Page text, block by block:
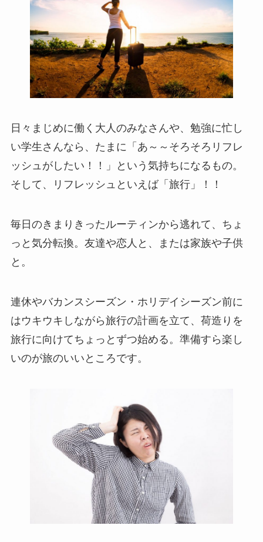
日々まじめに働く大人のみなさんや、勉強に忙し
い学生さんなら、たまに「あ～～そろそろリフレ
ッシュがしたい！！」という気持ちになるもの。
そして、リフレッシュといえば「旅行」！！
毎日のきまりきったルーティンから逃れて、ちょ
っと気分転換。友達や恋人と、または家族や子供
と。
連休やバカンスシーズン・ホリデイシーズン前に
はウキウキしながら旅行の計画を立て、荷造りを
旅行に向けてちょっとずつ始める。準備すら楽し
いのが旅のいいところです。